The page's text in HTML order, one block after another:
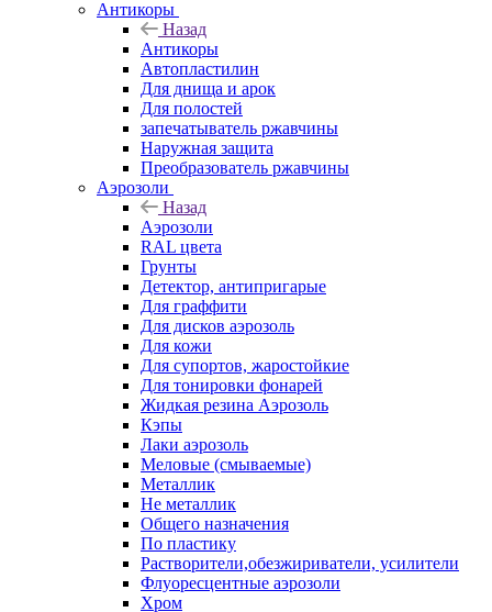
Антикоры
Назад
Антикоры
Автопластилин
Для днища и арок
Для полостей
запечатыватель ржавчины
Наружная защита
Преобразователь ржавчины
Аэрозоли
Назад
Аэрозоли
RAL цвета
Грунты
Детектор, антипригарые
Для граффити
Для дисков аэрозоль
Для кожи
Для супортов, жаростойкие
Для тонировки фонарей
Жидкая резина Аэрозоль
Кэпы
Лаки аэрозоль
Меловые (смываемые)
Металлик
Не металлик
Общего назначения
По пластику
Растворители,обезжириватели, усилители
Флуоресцентные аэрозоли
Хром